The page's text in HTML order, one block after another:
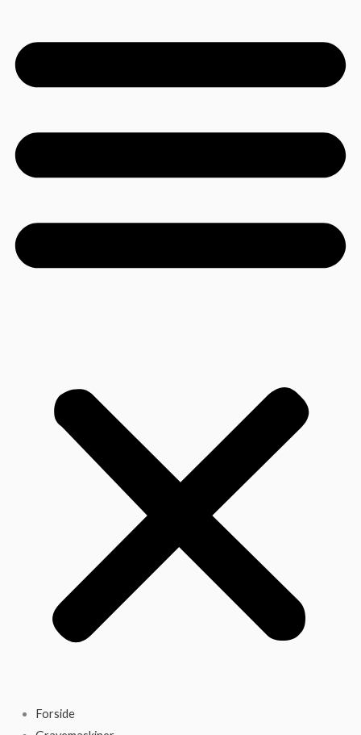
Forside